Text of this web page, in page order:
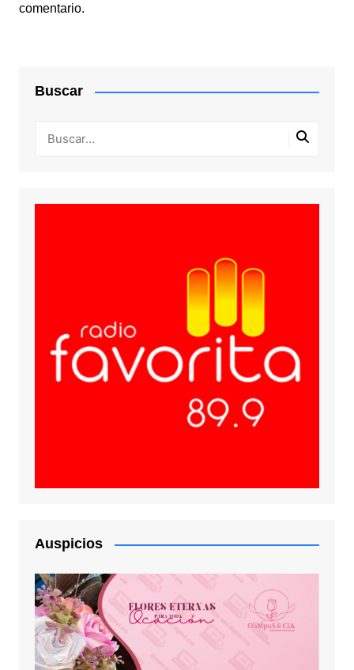
comentario.
Buscar
Auspicios